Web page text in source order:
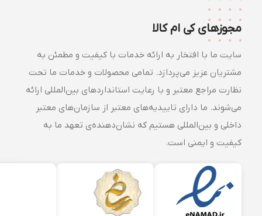
مجوزهای کی ام کالا
سایت ما با افتخار به ارائه خدمات با کیفیت و مطمئن به
مشتریان عزیز می‌پردازد. تمامی محصولات و خدمات ما تحت
نظارت مراجع معتبر و با رعایت استانداردهای بین‌المللی ارائه
می‌شوند. ما دارای تاییدیه‌های معتبر از سازمان‌های معتبر
داخلی و بین‌المللی هستیم که نشان‌دهنده‌ی تعهد ما به
کیفیت و ایمنی است.